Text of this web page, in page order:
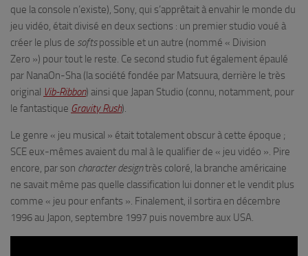
que la console n’existe), Sony, qui s’apprêtait à envahir le monde du
jeu vidéo, était divisé en deux sections : un premier studio voué à
créer le plus de softspossible et un autre (nommé « Division
Zero ») pour tout le reste. Ce second studio fut également épaulé
par NanaOn-Sha (la société fondée par Matsuura, derrière le très
original Vib-Ribbon) ainsi que Japan Studio (connu, notamment, pour
le fantastique Gravity Rush).
Le genre « jeu musical » était totalement obscur à cette époque ;
SCE eux-mêmes avaient du mal à le qualifier de « jeu vidéo ». Pire
encore, par son character designtrès coloré, la branche américaine
ne savait même pas quelle classification lui donner et le vendit plus
comme « jeu pour enfants ». Finalement, il sortira en décembre
1996 au Japon, septembre 1997 puis novembre aux USA.